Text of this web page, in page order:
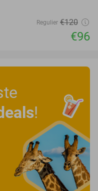
Regulier €120
€96
!